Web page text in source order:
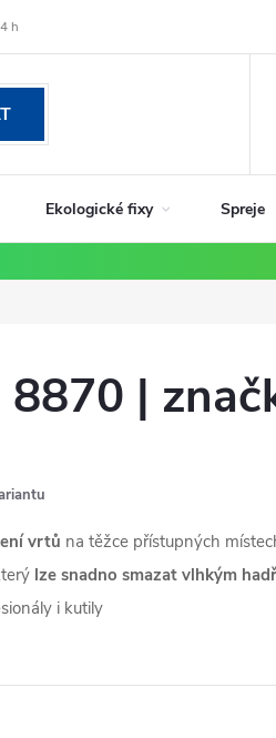
hpodmínky
Ekologické fixy Spreje
|
vrtů na těžce přístupných
lze snadno smazat vlhkým
i kutily